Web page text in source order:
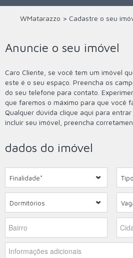
WMatarazzo > Cadastre o seu
Anuncie o seu imóvel
Caro Cliente, se você tem um imóvel
este é o seu espaço. Preencha os
do seu telefone para contato.
que faremos o máximo para que você
Qualquer dúvida clique aqui para
incluir seu imóvel, preencha
dados do imóvel
Finalidade*
Dormitórios